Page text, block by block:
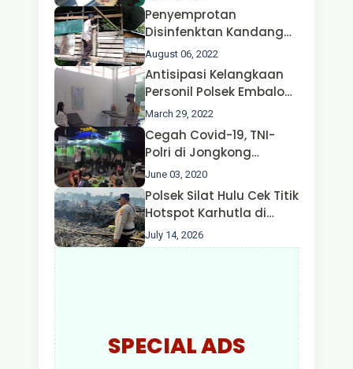
Penyemprotan
Disinfenktan Kandang
Ternak Kambing warga
Oleh Satgas Ops Aman
Nusa II Polda Kalbar*
August 06, 2022
Antisipasi Kelangkaan
Personil Polsek Embaloh
Hulu Gencar Lakukan
Pengecekan Oksigen
March 29, 2022
Cegah Covid-19, TNI-
Polri di Jongkong
Himbau Masyarakat
Jangan Kumpul Hinga
Larut Malam.
June 03, 2020
Polsek Silat Hulu Cek Titik
Hotspot Karhutla di
Desa Nanga Dangkan,
Api Ditemukan Sudah
July 14, 2026
SPECIAL ADS